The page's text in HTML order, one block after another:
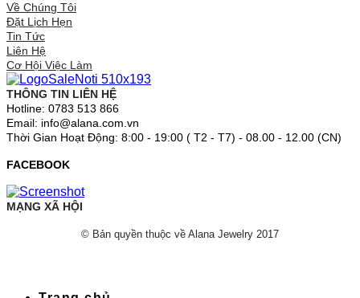
Về Chúng Tôi
Đặt Lịch Hẹn
Tin Tức
Liên Hệ
Cơ Hội Việc Làm
THÔNG TIN LIÊN HỆ
Hotline: 0783 513 866
Email: info@alana.com.vn
Thời Gian Hoạt Động: 8:00 - 19:00 ( T2 - T7) - 08.00 - 12.00 (CN)
FACEBOOK
MẠNG XÃ HỘI
© Bản quyền thuộc về Alana Jewelry 2017